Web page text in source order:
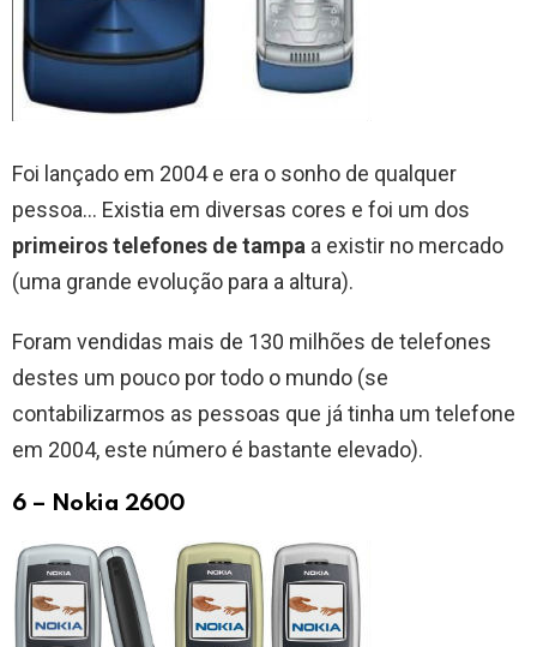
Foi lançado em 2004 e era o sonho de qualquer
pessoa… Existia em diversas cores e foi um dos
primeiros telefones de tampa a existir no mercado
(uma grande evolução para a altura).
Foram vendidas mais de 130 milhões de telefones
destes um pouco por todo o mundo (se
contabilizarmos as pessoas que já tinha um telefone
em 2004, este número é bastante elevado).
6 – Nokia 2600